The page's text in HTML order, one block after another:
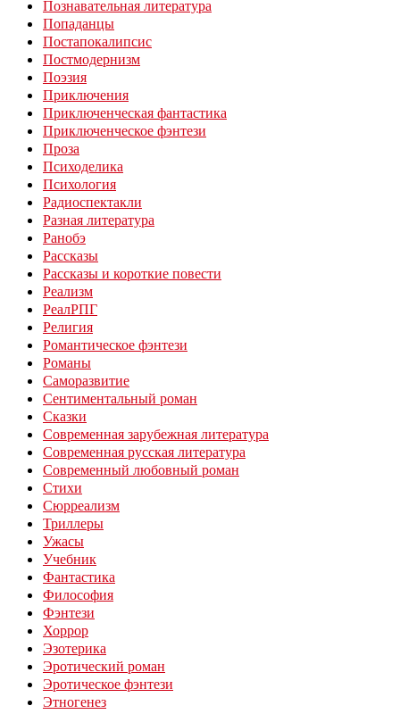
Познавательная литература
Попаданцы
Постапокалипсис
Постмодернизм
Поэзия
Приключения
Приключенческая фантастика
Приключенческое фэнтези
Проза
Психоделика
Психология
Радиоспектакли
Разная литература
Ранобэ
Рассказы
Рассказы и короткие повести
Реализм
РеалРПГ
Религия
Романтическое фэнтези
Романы
Саморазвитие
Сентиментальный роман
Сказки
Современная зарубежная литература
Современная русская литература
Современный любовный роман
Стихи
Сюрреализм
Триллеры
Ужасы
Учебник
Фантастика
Философия
Фэнтези
Хоррор
Эзотерика
Эротический роман
Эротическое фэнтези
Этногенез